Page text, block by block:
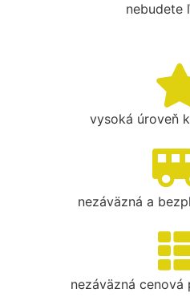
nebudete
vysoká úroveň
nezáväzná a
nezáväzná cenová